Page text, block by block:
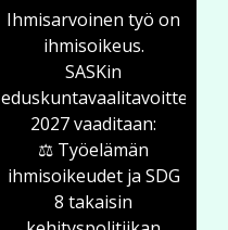
Ihmisarvoinen työ on
ihmisoikeus.
SASKin
eduskuntavaalitavoitteissa
2027 vaaditaan:
⚖️ Työelämän
ihmisoikeudet ja SDG
8 takaisin